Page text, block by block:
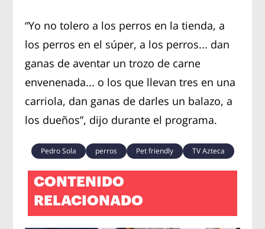
“Yo no tolero a los perros en la tienda, a
los perros en el súper, a los perros... dan
ganas de aventar un trozo de carne
envenenada... o los que llevan tres en una
carriola, dan ganas de darles un balazo, a
los dueños”, dijo durante el programa.
Pedro Sola perros Pet friendly TV Azteca
CONTENIDO
RELACIONADO